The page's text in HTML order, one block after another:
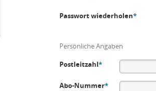
Passwort wiederholen*
Persönliche Angaben
Postleitzahl*
Abo-Nummer*